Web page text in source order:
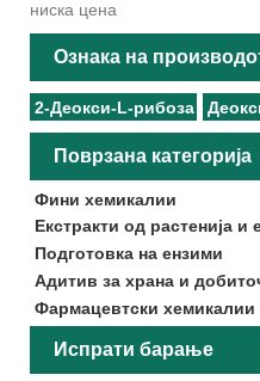
ниска цена
Ознака на
2-Деокси-L-рибоза
Поврзана категорија
Фини хемикалии
Екстракти од растенија и
Подготовка на ензими
Адитив за храна и
Фармацевтски хемикалии
Испрати барање